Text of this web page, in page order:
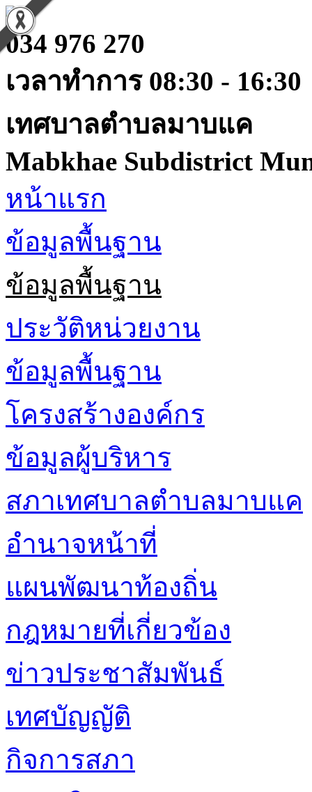
034 976 270
เวลาทำการ 08:30 - 16:30
เทศบาลตำบลมาบแค
Mabkhae Subdistrict
หน้าแรก
ข้อมูลพื้นฐาน
ข้อมูลพื้นฐาน
ประวัติหน่วยงาน
ข้อมูลพื้นฐาน
โครงสร้างองค์กร
ข้อมูลผู้บริหาร
สภาเทศบาลตำบลมาบแค
อำนาจหน้าที่
แผนพัฒนาท้องถิ่น
กฎหมายที่เกี่ยวข้อง
ข่าวประชาสัมพันธ์
เทศบัญญัติ
กิจการสภา